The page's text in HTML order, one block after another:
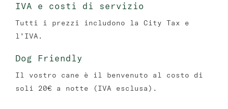
IVA e costi di servizio
Tutti i prezzi includono la City Tax e
l’IVA.
Dog Friendly
Il vostro cane è il benvenuto al costo di
soli 20€ a notte (IVA esclusa).